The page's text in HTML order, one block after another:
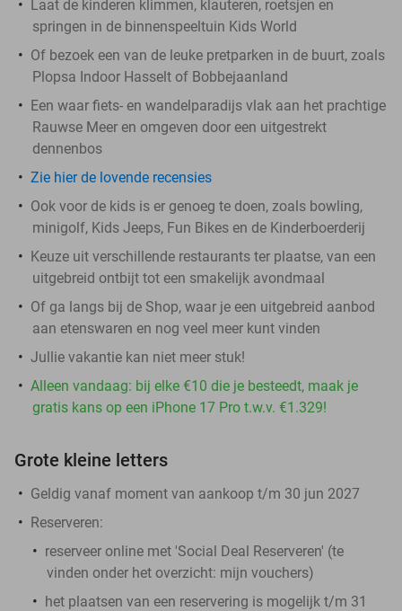
Laat de kinderen klimmen, klauteren, roetsjen en
springen in de binnenspeeltuin Kids World
Of bezoek een van de leuke pretparken in de buurt, zoals
Plopsa Indoor Hasselt of Bobbejaanland
Een waar fiets- en wandelparadijs vlak aan het prachtige
Rauwse Meer en omgeven door een uitgestrekt
dennenbos
Zie hier de lovende recensies
Ook voor de kids is er genoeg te doen, zoals bowling,
minigolf, Kids Jeeps, Fun Bikes en de Kinderboerderij
Keuze uit verschillende restaurants ter plaatse, van een
uitgebreid ontbijt tot een smakelijk avondmaal
Of ga langs bij de Shop, waar je een uitgebreid aanbod
aan etenswaren en nog veel meer kunt vinden
Jullie vakantie kan niet meer stuk!
Alleen vandaag: bij elke €10 die je besteedt, maak je
gratis kans op een iPhone 17 Pro t.w.v. €1.329!
Grote kleine letters
Geldig vanaf moment van aankoop t/m 30 jun 2027
Reserveren:
reserveer online met 'Social Deal Reserveren' (te
vinden onder het overzicht: mijn vouchers)
het plaatsen van een reservering is mogelijk t/m 31